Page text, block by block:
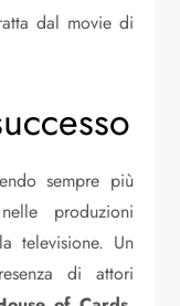
dal movie di
sempre più
produzioni
televisione. Un
di attori